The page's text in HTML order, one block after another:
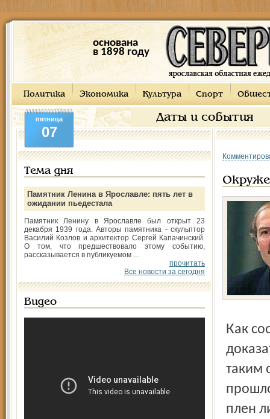
основана
в 1898 году
Политика Экономика Культура Спорт
Даты и события
пятница
07
Тема дня
Памятник Ленина в Ярославле: пять лет в
ожидании пьедестала
Памятник Ленину в Ярославле был открыт 23
декабря 1939 года. Авторы памятника - скульптор
Василий Козлов и архитектор Сергей Капачинский.
О том, что предшествовало этому событию,
рассказывается в публикуемом ...
прочитать
Все новости за сегодня
Видео
Как сообщает Independent, дополнительные
таким
плен